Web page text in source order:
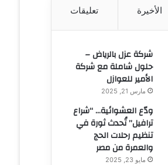
الأخيرة تعليقات
شركة عزل بالرياض –
حلول شاملة مع شركة
الأمير للعوازل
مارس 21, 2025
ودّع العشوائية… “شراع
ترافيل” تُحدث ثورة في
تنظيم رحلات الحج
والعمرة من مصر
مايو 23, 2025